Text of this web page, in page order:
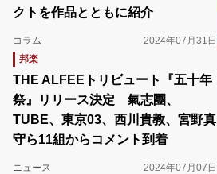
クトを作品とともに紹介
コラム
2024年07月31日
邦楽
THE ALFEEトリビュート『五十年
祭』リリース決定 氣志團、
TUBE、東京03、西川貴教、宮野真
守ら11組からコメント到着
ニュース
2024年07月07日